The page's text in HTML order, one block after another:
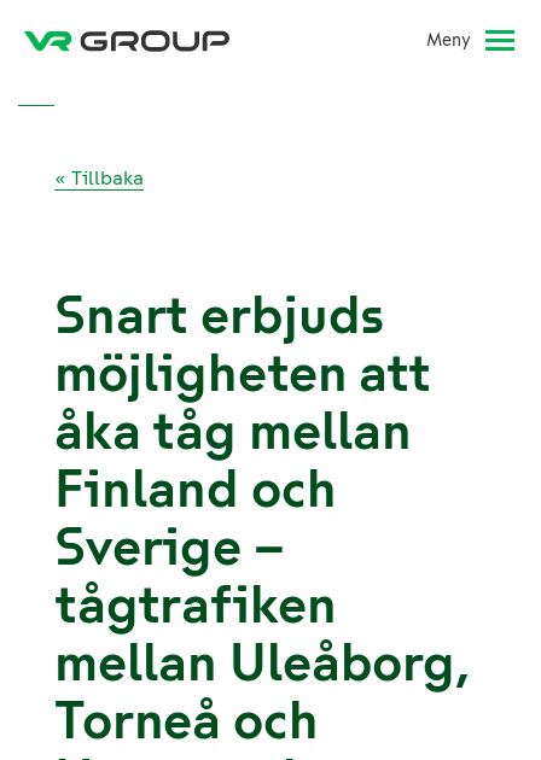
Meny
« Tillbaka
Snart erbjuds
möjligheten att
åka tåg mellan
Finland och
Sverige –
tågtrafiken
mellan Uleåborg,
Torneå och